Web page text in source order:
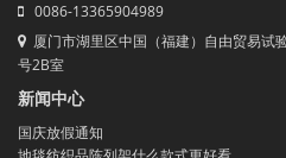
0086-13365904989
厦门市湖里区中国（福建）自由贸易试
号2B室
新闻中心
国庆放假通知